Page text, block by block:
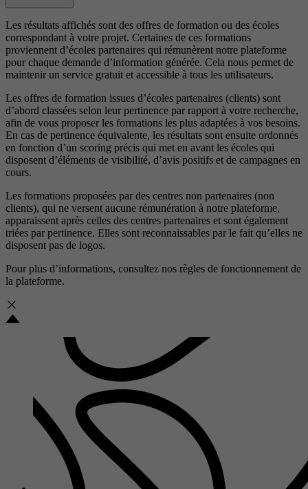
Les résultats affichés sont des offres de formation ou des écoles
correspondant à votre projet. Certaines de ces formations
proviennent d’écoles partenaires qui rémunèrent notre plateforme
pour chaque demande d’information générée. Cela nous permet de
maintenir un service gratuit et accessible à tous les utilisateurs.
Les offres de formation issues d’écoles partenaires (clients) sont
d’abord classées selon leur pertinence par rapport à votre recherche,
afin de vous proposer les formations les plus adaptées à vos besoins.
En cas de pertinence équivalente, les résultats sont ensuite ordonnés
en fonction d’un scoring précis qui met en avant les écoles qui
disposent d’éléments de visibilité, d’avis positifs et de campagnes en
cours.
Les formations proposées par des centres non partenaires (non
clients), qui ne versent aucune rémunération à notre plateforme,
apparaissent après celles des centres partenaires et sont également
triées par pertinence. Elles sont reconnaissables par le fait qu’elles ne
disposent pas de logos.
Pour plus d’informations, consultez nos règles de fonctionnement de
la plateforme.